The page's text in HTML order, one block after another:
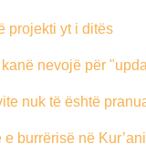
projekti yt i ditës
nevojë për
nuk të është
burrërisë në